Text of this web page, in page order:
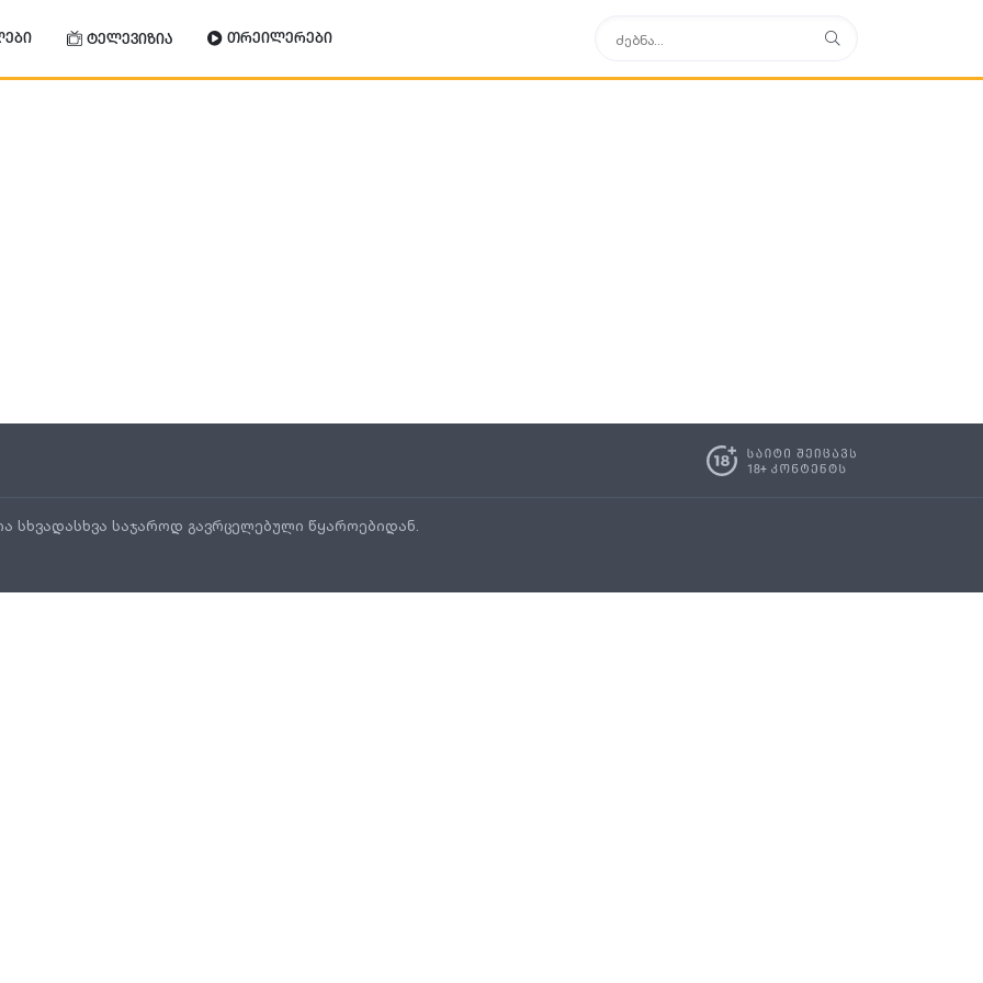
ტელევიზია თრეილერები
სხვადასხვა საჯაროდ გავრცელებული წყაროებიდან.